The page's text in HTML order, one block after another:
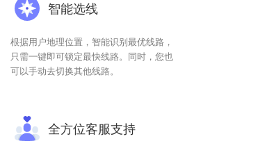
智能选线
根据用户地理位置，智能识别最优线路，
只需一键即可锁定最快线路。同时，您也
可以手动去切换其他线路。
全方位客服支持